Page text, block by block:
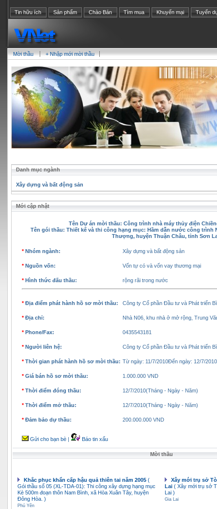
Tin hữu ích Sản phẩm Chào Bán Tìm mua Khuyến mại Tuyển
Mời thầu + Nhập mới mời thầu
Danh mục ngành
Xây dựng và bất động sản
Mới cập nhật
Tên Dự án mời thầu: Công trình nhà máy thủy điện
Tên gói thầu: Thiết kế và thi công hạng mục: Hầm dẫn nước công trình
Thượng, huyện Thuận Châu, tỉnh Sơn
* Nhóm ngành: Xây dựng và bất động sản
* Nguồn vốn: Vốn tự có và vốn vay thương mại
* Hình thức đấu thầu: rộng rãi trong nước
*Địa điểm phát hành hồ sơ mời thầu: Công ty Cổ phần Đầu tư và Phát triển
*Địa chỉ: Nhà N06, khu nhà ở mở rộng, Trung
* Phone/Fax: 0435543181
* Người liên hệ: Công ty Cổ phần Đầu tư và Phát triển
*Thời gian phát hành hồ sơ mời thầu: Từ ngày: 11/7/2010Đến ngày: 12/7/
*Giá bán hồ sơ mời thầu: 1.000.000 VND
*Thời điểm đóng thầu: 12/7/2010(Tháng - Ngày - Năm)
*Thời điểm mở thầu: 12/7/2010(Tháng - Ngày - Năm)
*Đảm bảo dự thầu: 200.000.000 VND
Gửi cho bạn bè Báo tin xấu
Mời thầu
Khắc phục khẩn cấp hậu quả thiên tai năm 2005 (
Gói thầu số 05 (XL-TDA-01): Thi công xây dựng hạng mục
Kè 500m đoạn thôn Nam Bình, xã Hòa Xuân Tây, huyện
Ðông Hòa. )
Phú Yên
Xây mới trụ sở
Lai ( Xây mới trụ sở
Lai )
Gia Lai